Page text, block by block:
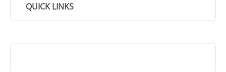
QUICK LINKS